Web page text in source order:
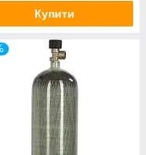
Купити